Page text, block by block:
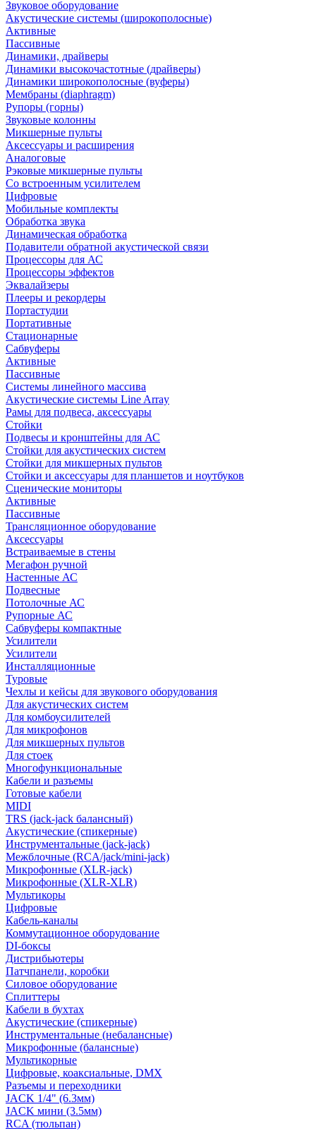
Звуковое оборудование
Акустические системы (широкополосные)
Активные
Пассивные
Динамики, драйверы
Динамики высокочастотные (драйверы)
Динамики широкополосные (вуферы)
Мембраны (diaphragm)
Рупоры (горны)
Звуковые колонны
Микшерные пульты
Аксессуары и расширения
Аналоговые
Рэковые микшерные пульты
Со встроенным усилителем
Цифровые
Мобильные комплекты
Обработка звука
Динамическая обработка
Подавители обратной акустической связи
Процессоры для АС
Процессоры эффектов
Эквалайзеры
Плееры и рекордеры
Портастудии
Портативные
Стационарные
Сабвуферы
Активные
Пассивные
Системы линейного массива
Акустические системы Line Array
Рамы для подвеса, аксессуары
Стойки
Подвесы и кронштейны для АС
Стойки для акустических систем
Стойки для микшерных пультов
Стойки и аксессуары для планшетов и ноутбуков
Сценические мониторы
Активные
Пассивные
Трансляционное оборудование
Аксессуары
Встраиваемые в стены
Мегафон ручной
Настенные АС
Подвесные
Потолочные АС
Рупорные АС
Сабвуферы компактные
Усилители
Усилители
Инсталляционные
Туровые
Чехлы и кейсы для звукового оборудования
Для акустических систем
Для комбоусилителей
Для микрофонов
Для микшерных пультов
Для стоек
Многофункциональные
Кабели и разъемы
Готовые кабели
MIDI
TRS (jack-jack балансный)
Акустические (спикерные)
Инструментальные (jack-jack)
Межблочные (RCA/jack/mini-jack)
Микрофонные (XLR-jack)
Микрофонные (XLR-XLR)
Мультикоры
Цифровые
Кабель-каналы
Коммутационное оборудование
DI-боксы
Дистрибьютеры
Патчпанели, коробки
Силовое оборудование
Сплиттеры
Кабели в бухтах
Акустические (спикерные)
Инструментальные (небалансные)
Микрофонные (балансные)
Мультикорные
Цифровые, коаксиальные, DMX
Разъемы и переходники
JACK 1/4" (6.3мм)
JACK мини (3.5мм)
RCA (тюльпан)